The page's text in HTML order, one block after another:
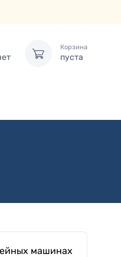
Корзина
пуста
машинах